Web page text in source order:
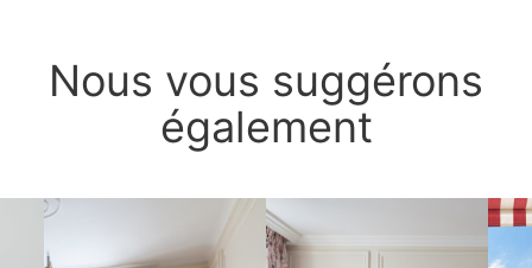
Nous vous suggérons
également